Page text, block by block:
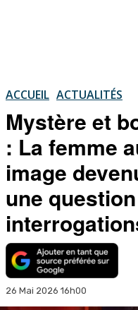
ACCUEIL ACTUALITÉS
Mystère et
: La femme
image
une
26 Mai 2026 16h00